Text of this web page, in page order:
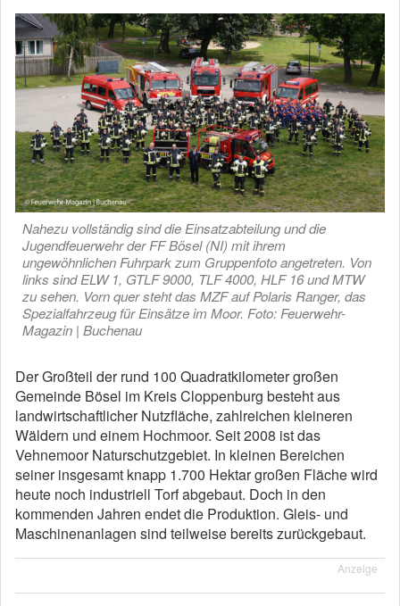
Nahezu vollständig sind die Einsatzabteilung und die
Jugendfeuerwehr der FF Bösel (NI) mit ihrem
ungewöhnlichen Fuhrpark zum Gruppenfoto angetreten. Von
links sind ELW 1, GTLF 9000, TLF 4000, HLF 16 und MTW
zu sehen. Vorn quer steht das MZF auf Polaris Ranger, das
Spezialfahrzeug für Einsätze im Moor. Foto: Feuerwehr-
Magazin | Buchenau
Der Großteil der rund 100 Quadratkilometer großen
Gemeinde Bösel im Kreis Cloppenburg besteht aus
landwirtschaftlicher Nutzfläche, zahlreichen kleineren
Wäldern und einem Hochmoor. Seit 2008 ist das
Vehnemoor Naturschutzgebiet. In kleinen Bereichen
seiner insgesamt knapp 1.700 Hektar großen Fläche wird
heute noch industriell Torf abgebaut. Doch in den
kommenden Jahren endet die Produktion. Gleis- und
Maschinenanlagen sind teilweise bereits zurückgebaut.
Anzeige